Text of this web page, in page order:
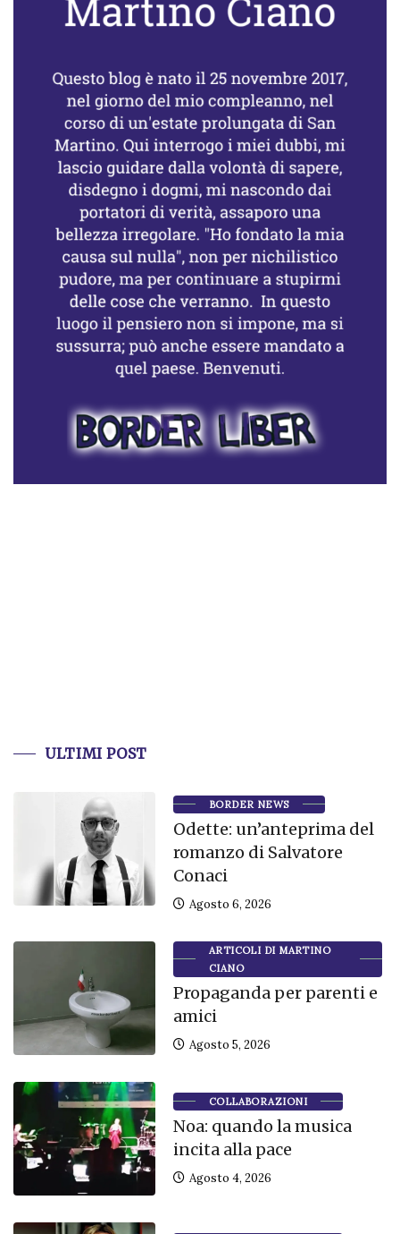
ULTIMI POST
BORDER NEWS
Odette: un’anteprima del
romanzo di Salvatore
Conaci
Agosto 6, 2026
ARTICOLI DI MARTINO
CIANO
Propaganda per parenti e
amici
Agosto 5, 2026
COLLABORAZIONI
Noa: quando la musica
incita alla pace
Agosto 4, 2026